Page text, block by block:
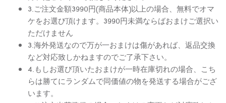
3.ご注文金額3990円(商品本体)以上の場合、無料でオマ
ケをお選び頂けます。3990円未満ならばおまけご選択い
ただけません
3.海外発送なので万が一おまけは傷があれば、返品交換
など対応致しかねますのでご了承下さい。
4.もしお選び頂いたおまけが一時在庫切れの場合、こち
らは勝てにランダムで同価値の物を発送する場合がござ
います。